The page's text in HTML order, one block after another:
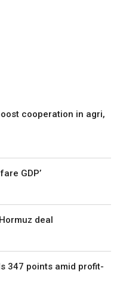
cooperation in agri,
GDP’
deal
347 points amid profit-